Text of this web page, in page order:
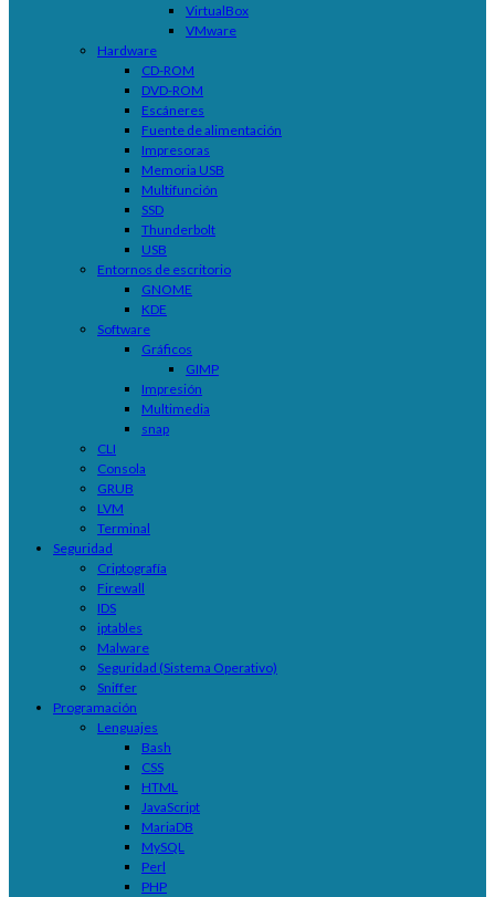
VirtualBox
VMware
Hardware
CD-ROM
DVD-ROM
Escáneres
Fuente de alimentación
Impresoras
Memoria USB
Multifunción
SSD
Thunderbolt
USB
Entornos de escritorio
GNOME
KDE
Software
Gráficos
GIMP
Impresión
Multimedia
snap
CLI
Consola
GRUB
LVM
Terminal
Seguridad
Criptografía
Firewall
IDS
iptables
Malware
Seguridad (Sistema Operativo)
Sniffer
Programación
Lenguajes
Bash
CSS
HTML
JavaScript
MariaDB
MySQL
Perl
PHP